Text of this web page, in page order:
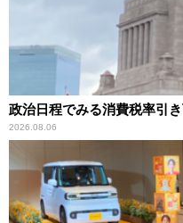
政治日程でみる消費税率引
2026.08.06